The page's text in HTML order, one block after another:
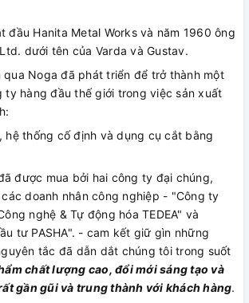
đầu Hanita Metal Works và năm 1960 ông
dưới tên của Varda và Gustav.
qua Noga đã phát triển để trở thành một
ty hàng đầu thế giới trong việc sản xuất
hệ thống cố định và dụng cụ cắt bằng
được mua bởi hai công ty đại chúng,
doanh nhân công nghiệp - "Công ty
nghệ & Tự động hóa TEDEA" và
tư PASHA". - cam kết giữ gìn những
tắc đã dẫn dắt chúng tôi trong suốt
chất lượng cao, đổi mới sáng tạo và
gần gũi và trung thành với khách hàng.